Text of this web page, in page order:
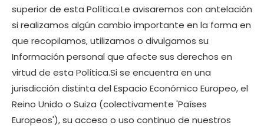
superior de esta Política.Le avisaremos con antelación
si realizamos algún cambio importante en la forma en
que recopilamos, utilizamos o divulgamos su
Información personal que afecte sus derechos en
virtud de esta Política.Si se encuentra en una
jurisdicción distinta del Espacio Económico Europeo, el
Reino Unido o Suiza (colectivamente 'Países
Europeos'), su acceso o uso continuo de nuestros